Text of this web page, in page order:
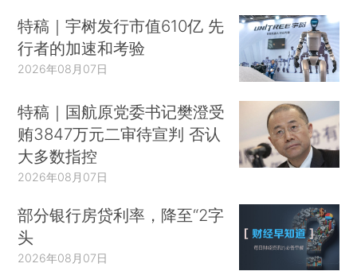
特稿｜宇树发行市值610亿 先
行者的加速和考验
2026年08月07日
特稿｜国航原党委书记樊澄受
贿3847万元二审待宣判 否认
大多数指控
2026年08月07日
部分银行房贷利率，降至“2字
头
2026年08月07日